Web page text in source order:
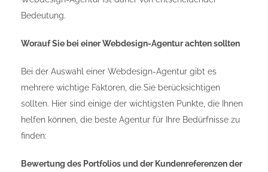
Bedeutung.
Worauf Sie bei einer Webdesign-Agentur achten sollten
Bei der Auswahl einer Webdesign-Agentur gibt es
mehrere wichtige Faktoren, die Sie berücksichtigen
sollten. Hier sind einige der wichtigsten Punkte, die Ihnen
helfen können, die beste Agentur für Ihre Bedürfnisse zu
finden:
Bewertung des Portfolios und der Kundenreferenzen der